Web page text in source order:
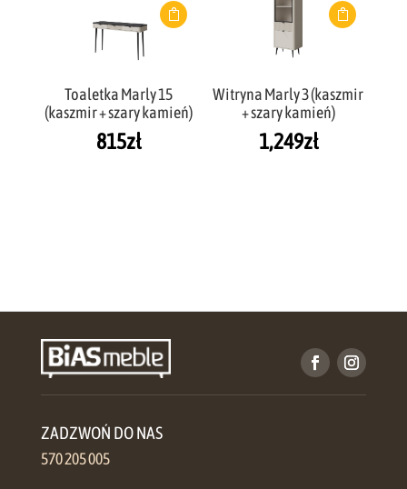
Toaletka Marly 15
(kaszmir + szary kamień)
815zł
Witryna Marly 3 (kaszmir
+ szary kamień)
1,249zł
ZADZWOŃ DO NAS
570 205 005